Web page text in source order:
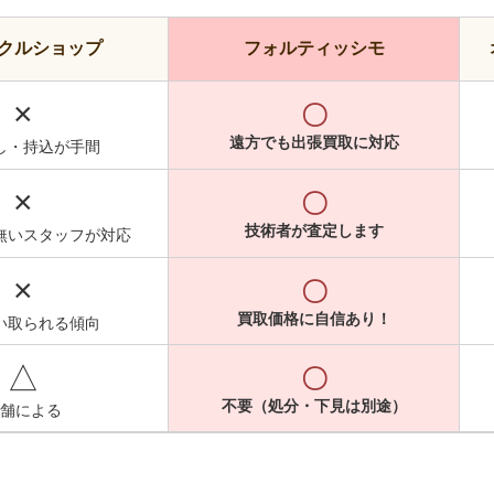
ルショップ フォルティッシモ
×
・持込が手間
〇
遠方でも出張買取に対応
×
いスタッフが対応
〇
技術者が査定します
×
取られる傾向
〇
買取価格に自信あり！
△
による
〇
不要（処分・下見は別途）